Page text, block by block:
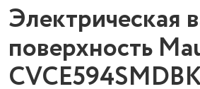
Электрическая
поверхность